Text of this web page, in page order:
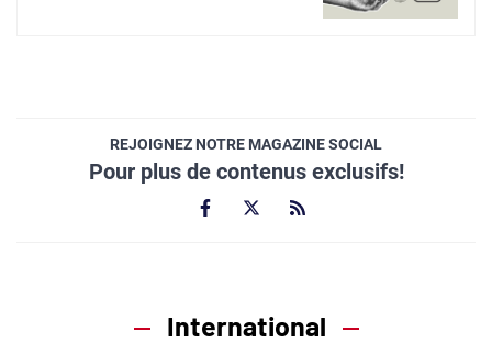
REJOIGNEZ NOTRE MAGAZINE SOCIAL
Pour plus de contenus exclusifs!
International